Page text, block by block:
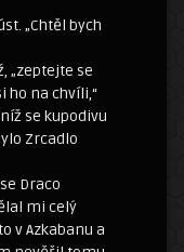
„Chtěl bych
„zeptejte se
ho na chvíli,“
se kupodivu
Zrcadlo
Draco
mi celý
v Azkabanu a